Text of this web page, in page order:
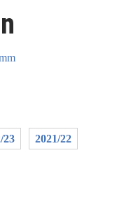
23 2021/22